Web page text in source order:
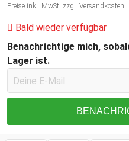
Preise inkl. MwSt. zzgl. Versandkosten
Bald wieder verfügbar
Benachrichtige mich,
Lager ist.